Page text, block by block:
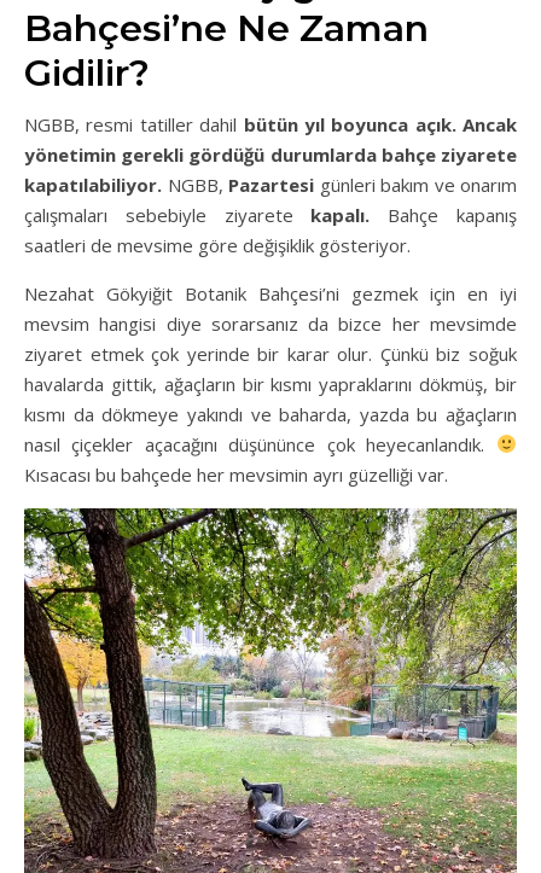
Bahçesi’ne Ne Zaman
Gidilir?
NGBB, resmi tatiller dahil bütün yıl boyunca açık. Ancak
yönetimin gerekli gördüğü durumlarda bahçe ziyarete
kapatılabiliyor. NGBB, Pazartesi günleri bakım ve onarım
çalışmaları sebebiyle ziyarete kapalı. Bahçe kapanış
saatleri de mevsime göre değişiklik gösteriyor.
Nezahat Gökyiğit Botanik Bahçesi’ni gezmek için en iyi
mevsim hangisi diye sorarsanız da bizce her mevsimde
ziyaret etmek çok yerinde bir karar olur. Çünkü biz soğuk
havalarda gittik, ağaçların bir kısmı yapraklarını dökmüş, bir
kısmı da dökmeye yakındı ve baharda, yazda bu ağaçların
nasıl çiçekler açacağını düşününce çok heyecanlandık.
Kısacası bu bahçede her mevsimin ayrı güzelliği var.